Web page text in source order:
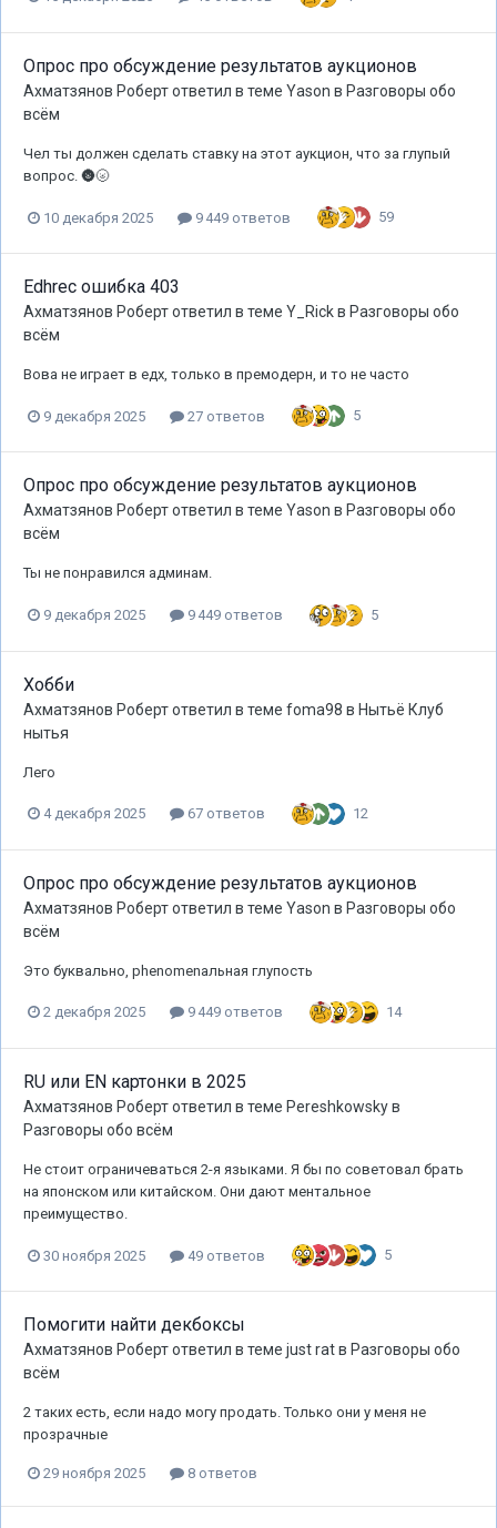
Опрос про обсуждение результатов аукционов
Ахматзянов Робертответил в теме Yason в Разговоры обо
всём
Чел ты должен сделать ставку на этот аукцион, что за глупый
вопрос. 🌚🌝
10 декабря 2025 9 449 ответов 59
Edhrec ошибка 403
Ахматзянов Робертответил в теме Y_Rickв Разговоры обо
всём
Вова не играет в едх, только в премодерн, и то не часто
9 декабря 2025 27 ответов 5
Опрос про обсуждение результатов аукционов
Ахматзянов Робертответил в теме Yason в Разговоры обо
всём
Ты не понравился админам.
9 декабря 2025 9 449 ответов 5
Хобби
Ахматзянов Робертответил в теме foma98 в Нытьё Клуб
нытья
Лего
4 декабря 2025 67 ответов 12
Опрос про обсуждение результатов аукционов
Ахматзянов Робертответил в теме Yason в Разговоры обо
всём
Это буквально, phenomenальная глупость
2 декабря 2025 9 449 ответов 14
RU или EN картонки в 2025
Ахматзянов Робертответил в теме Pereshkowskyв
Разговоры обо всём
Не стоит ограничеваться 2-я языками. Я бы по советовал брать
на японском или китайском. Они дают ментальное
преимущество.
30 ноября 2025 49 ответов 5
Помогити найти декбоксы
Ахматзянов Робертответил в теме just ratв Разговоры обо
всём
2 таких есть, если надо могу продать. Только они у меня не
прозрачные
29 ноября 2025 8 ответов